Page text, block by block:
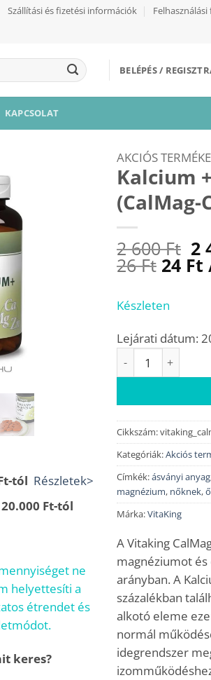
Szállítási és fizetési információk
BELÉPÉS /
KAPCSOLAT
Kívánságaimhoz
tól Részletek>
Ft-tól
ne
helyettesíti a
étrendet és
keres?
AKCIÓS
Kalcium
2 600Ft 2
26Ft 24 Ft
Készleten
Lejárati dátum:
Cikkszám:
Kategóriák:Akciós
Címkék:ásványi anyag
magnézium, nőknek,
Márka:VitaKing
A Vitaking
magnéziumot
arányban. A
százalékban
alkotó eleme
normál
idegrendszer